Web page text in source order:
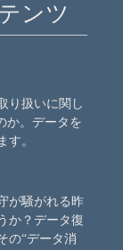
ンツ
り扱いに関し
か。データを
す。
が騒がれる昨
か？データ復
の“データ消